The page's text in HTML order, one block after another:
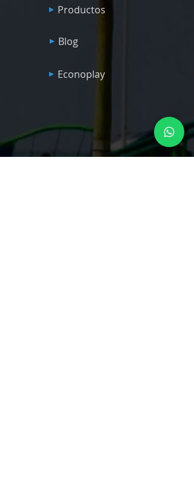
Productos
Blog
Econoplay
Contactenos